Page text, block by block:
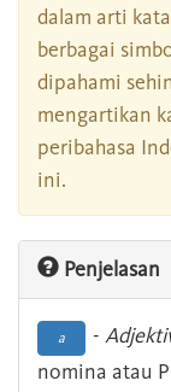
dalam arti kata
berbagai
dipahami
mengartikan
peribahasa
ini.
Penjelasan
a -
nomina atau